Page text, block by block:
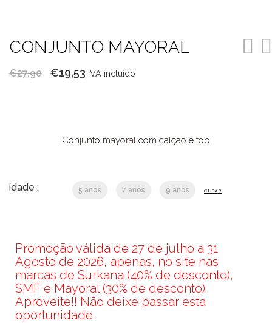
CONJUNTO MAYORAL
€27,90
O
€27,90.
€19,53 O
€19,53.
IVA incluído
Conjunto mayoral com calção e top
idade : 5 anos 7 anos 9 anos CLEAR
Promoção válida de 27 de julho a 31
Agosto de 2026, apenas, no site nas
marcas de Surkana (40% de desconto),
SMF e Mayoral (30% de desconto).
Aproveite!! Não deixe passar esta
oportunidade.